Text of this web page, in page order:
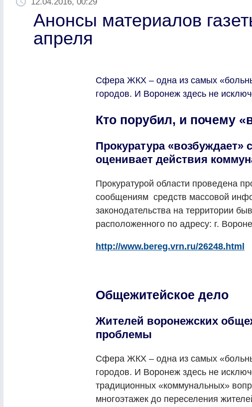
Анонсы материалов
апреля
Сфера ЖКХ – одна из самых
городов. И Воронеж здесь не
Кто порубил, и почему
Прокуратура «возбуждает»
оценивает действия
Прокуратурой области проведена
сообщениям средств массовой
законодательства на территории
расположенного по адресу: г.
http://www.bereg.vrn.ru/26248.html
Общежитейское дело
Жителей воронежских
проблемы
Сфера ЖКХ – одна из самых
городов. И Воронеж здесь не
традиционных «коммунальных»
многоэтажек до переселения